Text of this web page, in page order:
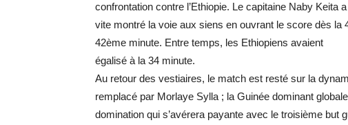
confrontation contre l’Ethiopie. Le capitaine Naby Keita a
vite montré la voie aux siens en ouvrant le score dès la
42ème minute. Entre temps, les Ethiopiens avaient
égalisé à la 34 minute.
Au retour des vestiaires, le match est resté sur la
remplacé par Morlaye Sylla ; la Guinée dominant
domination qui s’avérera payante avec le troisième but